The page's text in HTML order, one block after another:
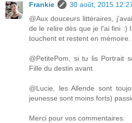
Frankie
30 août, 2015
@Aux douceurs littéraires,
de le relire dès que je l'ai fini :)
touchent et restent en mémoire.
@PetitePom, si tu lis Portrait
Fille du destin avant.
@Lucie, les Allende sont
jeunesse sont moins forts)
Merci pour vos commentaires.